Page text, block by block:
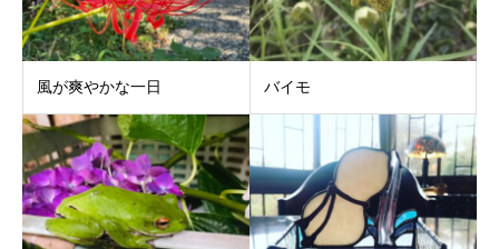
風が爽やかな一日 バイモ